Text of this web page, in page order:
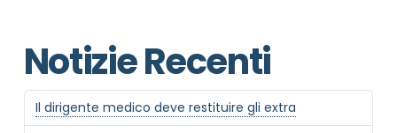
Notizie Recenti
Il dirigente medico deve restituire gli extra